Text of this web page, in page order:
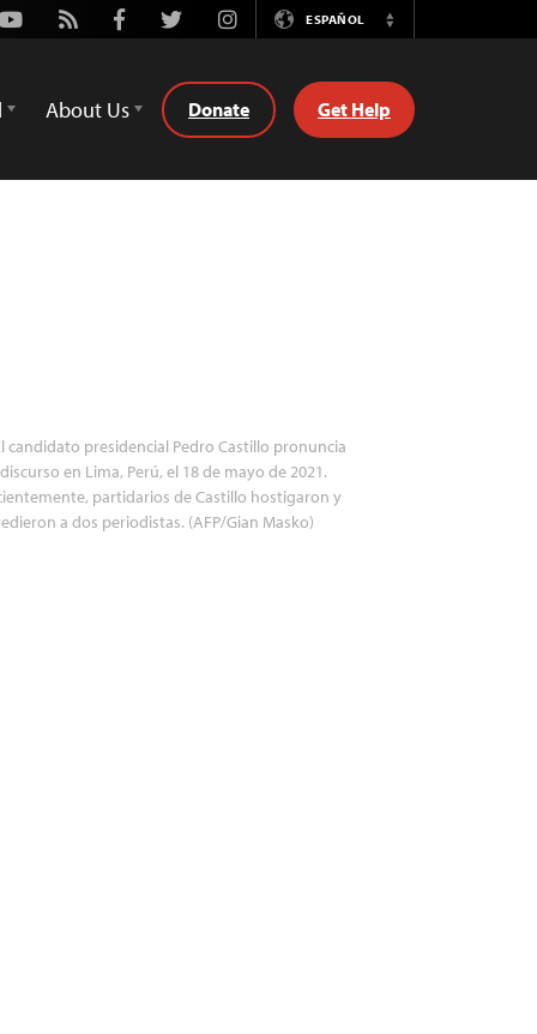
Youtube
Rss FacebookTwitterInstagramESPAÑOL
Switch
About Us Donate Get Help
candidato presidencial Pedro Castillo pronuncia
en Lima, Perú, el 18 de mayo de 2021.
partidarios de Castillo hostigaron y
a dos periodistas. (AFP/Gian Masko)